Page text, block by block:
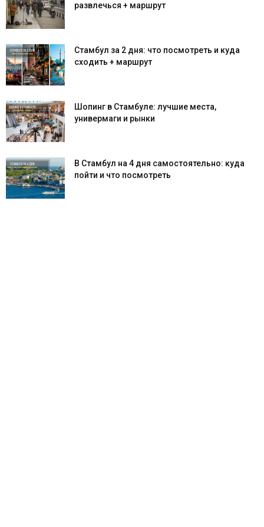
развлечься + маршрут
Стамбул за 2 дня: что посмотреть и куда
сходить + маршрут
Шопинг в Стамбуле: лучшие места,
универмаги и рынки
В Стамбул на 4 дня самостоятельно: куда
пойти и что посмотреть